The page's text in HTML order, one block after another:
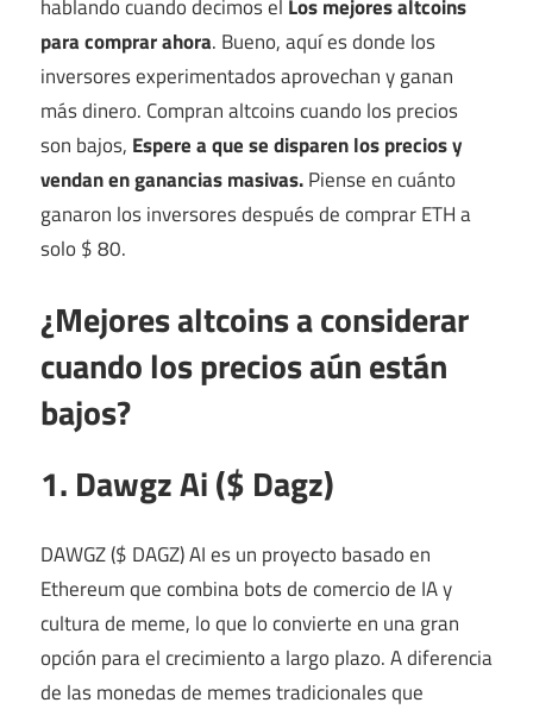
hablando cuando decimos el Los mejores altcoins
para comprar ahora. Bueno, aquí es donde los
inversores experimentados aprovechan y ganan
más dinero. Compran altcoins cuando los precios
son bajos, Espere a que se disparen los precios y
vendan en ganancias masivas.Piense en cuánto
ganaron los inversores después de comprar ETH a
solo $ 80.
¿Mejores altcoins a considerar
cuando los precios aún están
bajos?
1. Dawgz Ai ($ Dagz)
DAWGZ ($ DAGZ) AI es un proyecto basado en
Ethereum que combina bots de comercio de IA y
cultura de meme, lo que lo convierte en una gran
opción para el crecimiento a largo plazo. A diferencia
de las monedas de memes tradicionales que